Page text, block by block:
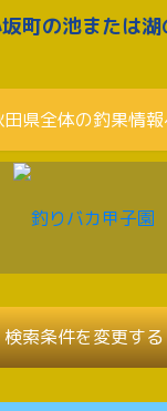
町の池または
田県全体の釣果情報
検索条件を変更する